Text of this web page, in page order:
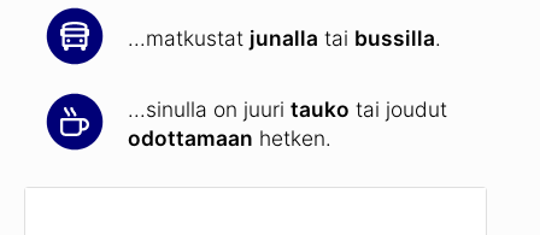
...matkustat junalla tai bussilla.
...sinulla on juuri tauko tai joudut
odottamaan hetken.